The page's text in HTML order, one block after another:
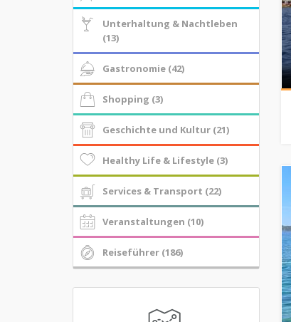
Unterhaltung & Nachtleben
(13)
Gastronomie (42)
Shopping (3)
Geschichte und Kultur (21)
Healthy Life & Lifestyle (3)
Services & Transport (22)
Veranstaltungen (10)
Reiseführer (186)